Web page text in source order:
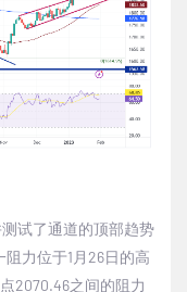
试了通道的顶部趋势
阻力位于1 月 26日的高
2070.46之间的阻力